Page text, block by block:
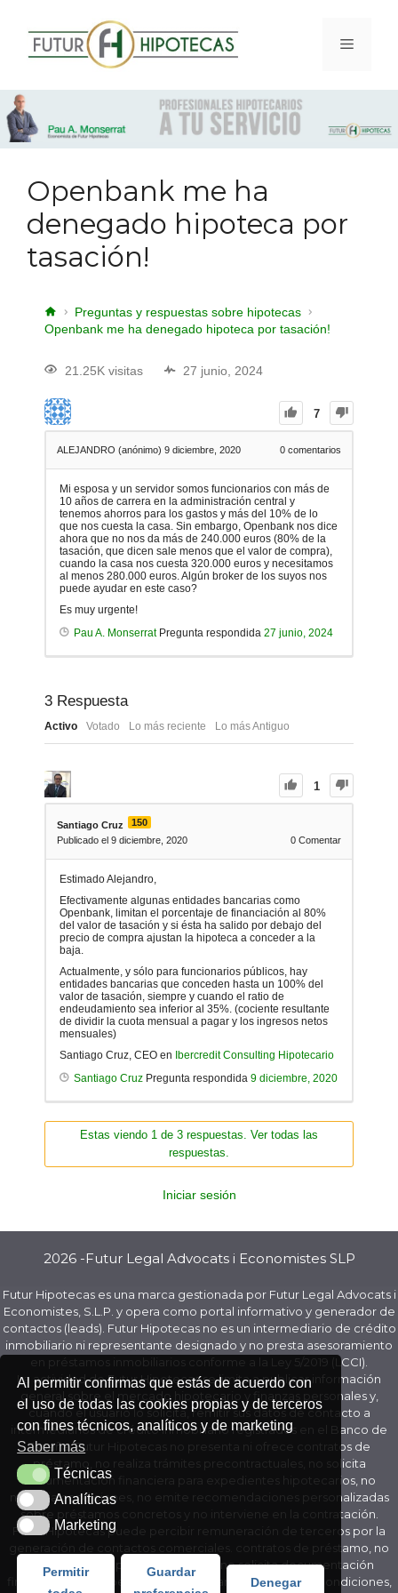
Al permitir confirmas que estás de acuerdo con
el uso de todas las cookies propias y de terceros
con fines técnicos, analíticos y de marketing
Saber más
TécnicasTécnicas
AnalíticasAnalíticas
MarketingMarketing
Permitir
Guardar
Denegar
Openbank me ha
denegado hipoteca por
tasación!
Preguntas y respuestas sobre hipotecas
Openbank me ha denegado hipoteca por tasación!
21.25K visitas 27 junio, 2024
7
ALEJANDRO (anónimo) 9 diciembre, 2020 0 comentarios
Mi esposa y un servidor somos funcionarios con más de
10 años de carrera en la administración central y
tenemos ahorros para los gastos y más del 10% de lo
que nos cuesta la casa. Sin embargo, Openbank nos dice
ahora que no nos da más de 240.000 euros (80% de la
tasación, que dicen sale menos que el valor de compra),
cuando la casa nos cuesta 320.000 euros y necesitamos
al menos 280.000 euros. Algún broker de los suyos nos
puede ayudar en este caso?
Es muy urgente!
Pau A. MonserratPregunta respondida 27 junio, 2024
3 Respuesta
Activo Votado Lo más reciente Lo más Antiguo
1
Santiago Cruz
150
Publicado el 9 diciembre, 2020
0 Comentar
Estimado Alejandro,
Efectivamente algunas entidades bancarias como
Openbank, limitan el porcentaje de financiación al 80%
del valor de tasación y si ésta ha salido por debajo del
precio de compra ajustan la hipoteca a conceder a la
baja.
Actualmente, y sólo para funcionarios públicos, hay
entidades bancarias que conceden hasta un 100% del
valor de tasación, siempre y cuando el ratio de
endeudamiento sea inferior al 35%. (cociente resultante
de dividir la cuota mensual a pagar y los ingresos netos
mensuales)
Santiago Cruz, CEO en Ibercredit Consulting Hipotecario
Santiago Cruz Pregunta respondida 9 diciembre, 2020
Estas viendo 1 de 3 respuestas. Ver todas las
respuestas.
Iniciar sesión
2026 -Futur Legal Advocats i Economistes SLP
Futur Hipotecas es una marca gestionada por Futur Legal Advocats i
Economistes, S.L.P. y opera como portal informativo y generador de
contactos (leads). Futur Hipotecas no es un intermediario de crédito
inmobiliario ni representante designado y no presta asesoramiento
en préstamos inmobiliarios conforme a la Ley 5/2019 (LCCI).
La actividad de Futur Hipotecas se limita a publicar información
general sobre el mercado hipotecario y finanzas personales y,
cuando el usuario lo solicita, remitir sus datos de contacto a
intermediarios de crédito inmobiliario registrados en el Banco de
España. Futur Hipotecas no presenta ni ofrece contratos de
préstamo, no realiza trámites precontractuales, no solicita
documentación financiera para expedientes hipotecarios, no
negocia condiciones, no emite recomendaciones personalizadas
sobre préstamos concretos y no interviene en la contratación.
Futur Hipotecas puede percibir remuneración de terceros por la
generación de contactos comerciales. contratos de préstamo, no
realiza trámites precontractuales, no solicita documentación
financiera para expedientes hipotecarios, no negocia condiciones,